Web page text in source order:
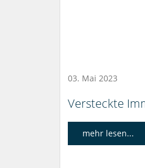
03. Mai 2023
Versteckte
mehr lesen...